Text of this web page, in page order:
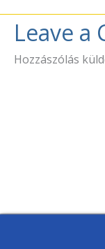
Leave a
Hozzászólás